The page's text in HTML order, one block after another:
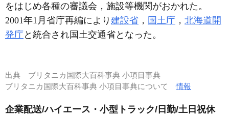
をはじめ各種の審議会，施設等機関がおかれた。
2001年1月省庁再編により 建設省 ， 国土庁 ， 北海道開
発庁と統合され国土交通省となった。
出典 ブリタニカ国際大百科事典 小項目事典
ブリタニカ国際大百科事典 小項目事典について情報
企業配送/ハイエース・小型トラック/日勤/土日祝休